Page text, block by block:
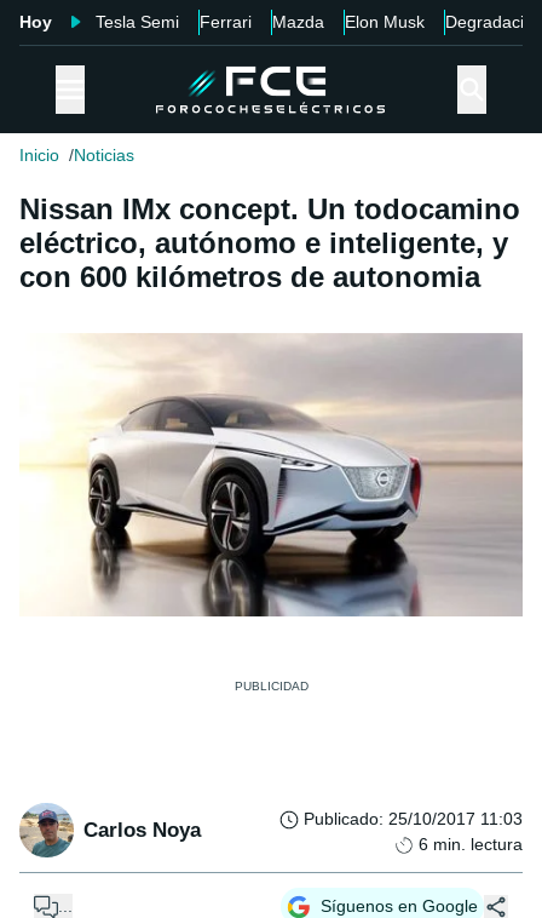
Hoy Tesla Semi Ferrari Mazda Elon Musk Degradación
Inicio Noticias
Nissan IMx concept. Un todocamino
eléctrico, autónomo e inteligente, y
con 600 kilómetros de autonomia
Carlos Noya Publicado: 25/10/2017 11:03
6 min. lectura
... Síguenos en Google